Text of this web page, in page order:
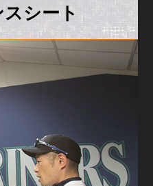
シート